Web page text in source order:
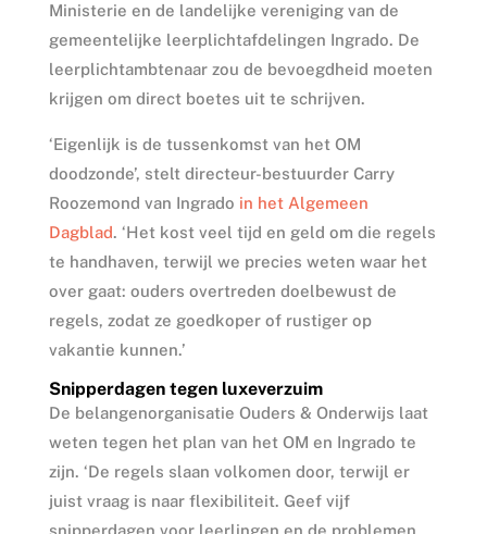
Ministerie en de landelijke vereniging van de
gemeentelijke leerplichtafdelingen Ingrado. De
leerplichtambtenaar zou de bevoegdheid moeten
krijgen om direct boetes uit te schrijven.
‘Eigenlijk is de tussenkomst van het OM
doodzonde’, stelt directeur-bestuurder Carry
Roozemond van Ingrado in het Algemeen
Dagblad. ‘Het kost veel tijd en geld om die regels
te handhaven, terwijl we precies weten waar het
over gaat: ouders overtreden doelbewust de
regels, zodat ze goedkoper of rustiger op
vakantie kunnen.’
Snipperdagen tegen luxeverzuim
De belangenorganisatie Ouders & Onderwijs laat
weten tegen het plan van het OM en Ingrado te
zijn. ‘De regels slaan volkomen door, terwijl er
juist vraag is naar flexibiliteit. Geef vijf
snipperdagen voor leerlingen en de problemen